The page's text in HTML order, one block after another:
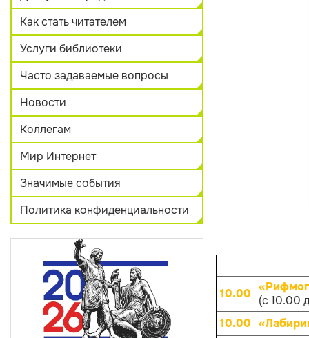
Как стать читателем
Услуги библиотеки
Часто задаваемые вопросы
Новости
Коллегам
Мир Интернет
Значимые события
Политика конфиденциальности
10.00
(с 10.00
10.00